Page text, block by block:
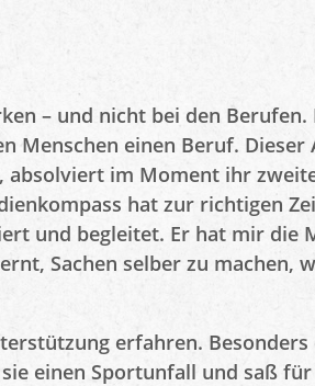
– und nicht bei den Berufen.
Menschen einen Beruf. Dieser
absolviert im Moment ihr
hat zur richtigen
und begleitet. Er hat mir die
Sachen selber zu machen,
erfahren.
einen Sportunfall und saß für